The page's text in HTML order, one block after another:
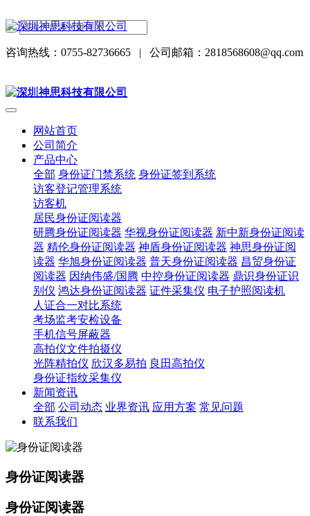
咨询热线：0755-82736665 | 公司邮箱：2818568608@qq.com
网站首页
公司简介
产品中心
全部 身份证门禁系统 身份证签到系统
访客登记管理系统
访客机
居民身份证阅读器
研腾身份证阅读器 华视身份证阅读器 新中新身份证阅读
器 精伦身份证阅读器 神盾身份证阅读器 神思身份证阅
读器 华旭身份证阅读器 普天身份证阅读器 昌贸身份证
阅读器 因纳伟盛/国腾 中控身份证阅读器 鼎识身份证识
别仪 鸿达身份证阅读器 证件采集仪 电子护照阅读机
人证合一对比系统
考场监考安检设备
手机信号屏蔽器
高拍仪文件拍摄仪
光阵精拍仪 欣汉多易拍 良田高拍仪
身份证指纹采集仪
新闻资讯
全部 公司动态 业界资讯 应用方案 常见问题
联系我们
身份证阅读器
身份证阅读器